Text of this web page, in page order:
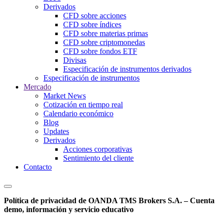
Derivados
CFD sobre acciones
CFD sobre índices
CFD sobre materias primas
CFD sobre criptomonedas
CFD sobre fondos ETF
Divisas
Especificación de instrumentos derivados
Especificación de instrumentos
Mercado
Market News
Cotización en tiempo real
Calendario económico
Blog
Updates
Derivados
Acciones corporativas
Sentimiento del cliente
Contacto
Política de privacidad de OANDA TMS Brokers S.A. – Cuenta
demo, información y servicio educativo